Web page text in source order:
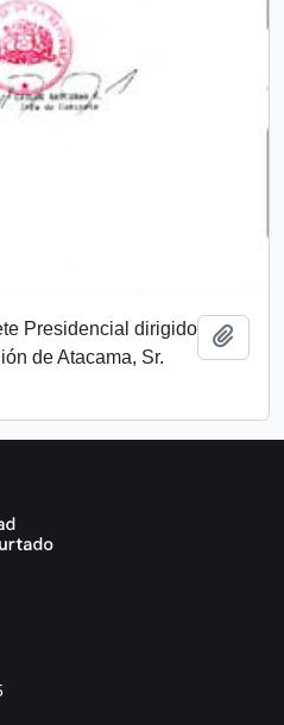
Presidencial dirigido
de Atacama, Sr.